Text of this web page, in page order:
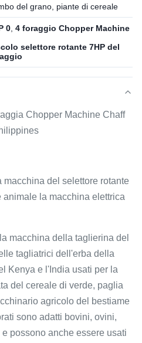
del grano, piante di cereale
0 4 foraggio Chopper Machine
selettore rotante 7HP del
Chopper Machine Chaff
macchina del selettore rotante
la macchina elettrica
macchina della taglierina del
tagliatrici dell'erba della
Kenya e l'India usati per la
del cereale di verde, paglia
agricolo del bestiame
sono adatti bovini, ovini,
possono anche essere usati